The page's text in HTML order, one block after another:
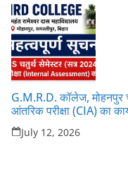
G.M.R.D. कॉलेज,
आंतरिक परीक्षा (CIA) का
July 12, 2026